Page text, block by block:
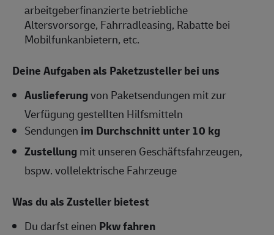
arbeitgeberfinanzierte betriebliche
Altersvorsorge, Fahrradleasing, Rabatte bei
Mobilfunkanbietern, etc.
Deine Aufgaben als Paketzusteller bei uns
Auslieferungvon Paketsendungen mit zur
Verfügung gestellten Hilfsmitteln
Sendungen im Durchschnitt unter 10 kg
Zustellungmit unseren Geschäftsfahrzeugen,
bspw. vollelektrische Fahrzeuge
Was du als Zusteller bietest
Du darfst einen Pkw fahren